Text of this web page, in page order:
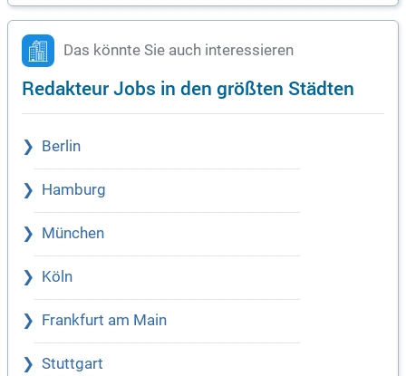
Das könnte Sie auch interessieren
Redakteur Jobs in den größten Städten
Berlin
Hamburg
München
Köln
Frankfurt am Main
Stuttgart